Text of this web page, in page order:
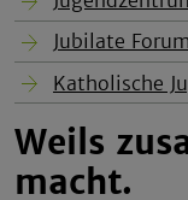
Jubilate
Katholische
Weils
macht.